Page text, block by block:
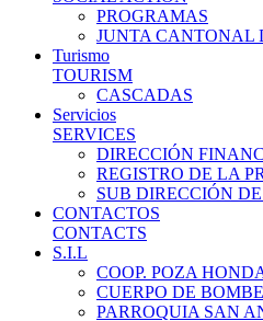
PROGRAMAS
JUNTA CANTONAL
Turismo
TOURISM
CASCADAS
Servicios
SERVICES
DIRECCIÓN
REGISTRO DE LA
SUB DIRECCIÓN
CONTACTOS
CONTACTS
S.I.L
COOP. POZA
CUERPO DE
PARROQUIA SAN